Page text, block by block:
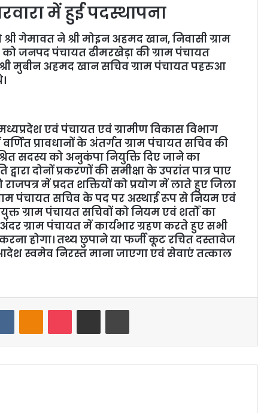
में हुई पदस्थापना
गेमावत ने श्री मोइन अहमद खान, निवासी ग्राम
को जनपद पंचायत ढीमरखेड़ा की ग्राम पंचायत
श्री मुबीन अहमद खान सचिव ग्राम पंचायत पहरुआ
एवं पंचायत एवं ग्रामीण विकास विभाग
प्रावधानों के अंतर्गत ग्राम पंचायत सचिव की
सदस्य को अनुकंपा नियुक्ति दिए जाने का
दोनों प्रकरणों की समीक्षा के उपरांत पात्र पाए
में प्रदत शक्तियों को प्रयोग में लाते हुए जिला
पंचायत सचिव के पद पर अस्थाई रूप से नियम एवं
ग्राम पंचायत सचिवों को नियम एवं शर्तों का
ग्राम पंचायत में कार्यभार ग्रहण करते हुए सभी
होगा। तथ्य छुपाने या फर्जी कूट रचित दस्तावेज
स्वमेव निरस्त माना जाएगा एवं सेवाएं तत्काल